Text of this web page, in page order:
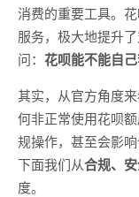
消费的重要工具。
服务，极大地提升
问： 花呗能不能自
其实，从官方角度来
何非正常使用花呗
规操作，甚至会影响
下面我们从合规、
度。